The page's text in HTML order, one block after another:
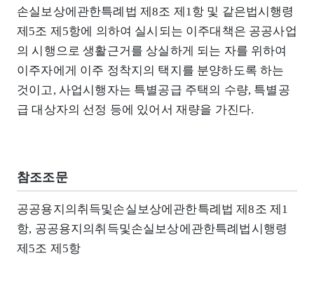
손실보상에관한특례법 제8조 제1항 및 같은법시행령
제5조 제5항에 의하여 실시되는 이주대책은 공공사업
의 시행으로 생활근거를 상실하게 되는 자를 위하여
이주자에게 이주 정착지의 택지를 분양하도록 하는
것이고, 사업시행자는 특별공급 주택의 수량, 특별공
급 대상자의 선정 등에 있어서 재량을 가진다.
참조조문
공공용지의취득및손실보상에관한특례법 제8조 제1
항, 공공용지의취득및손실보상에관한특례법시행령
제5조 제5항